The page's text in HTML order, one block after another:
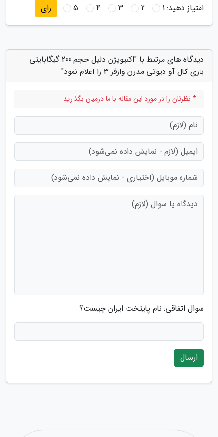
امتیاز دهید:1
2
3
4
5 رای
دیدگاه های مرتبط با "اکتیویژن دلیل حجم 200 گیگابایتی
بازی کال آو دیوتی مدرن وارفر 3 را اعلام نمود"
* نظرتان را در مورد این مقاله با ما درمیان بگذارید
سوال اتفاقی: نام پایتخت ایران چیست؟
ارسال